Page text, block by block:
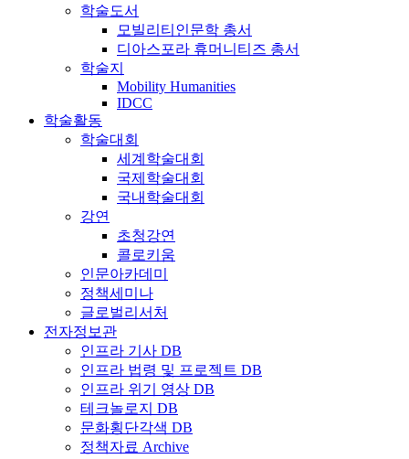
학술도서
모빌리티인문학 총서
디아스포라 휴머니티즈 총서
학술지
Mobility Humanities
IDCC
학술활동
학술대회
세계학술대회
국제학술대회
국내학술대회
강연
초청강연
콜로키움
인문아카데미
정책세미나
글로벌리서처
전자정보관
인프라 기사 DB
인프라 법령 및 프로젝트 DB
인프라 위기 영상 DB
테크놀로지 DB
문화횡단각색 DB
정책자료 Archive